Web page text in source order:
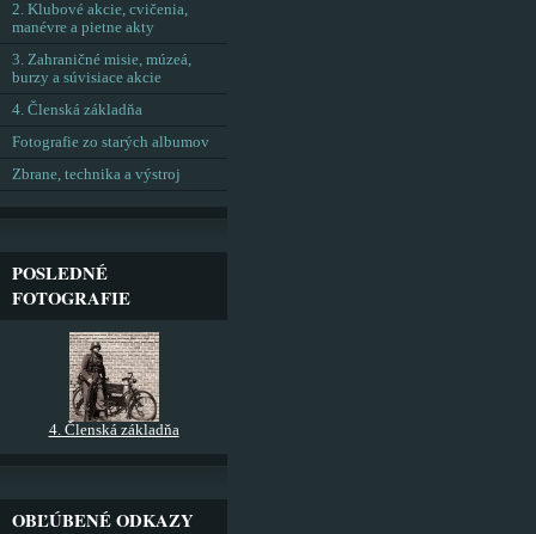
2. Klubové akcie, cvičenia,
manévre a pietne akty
3. Zahraničné misie, múzeá,
burzy a súvisiace akcie
4. Členská základňa
Fotografie zo starých albumov
Zbrane, technika a výstroj
POSLEDNÉ
FOTOGRAFIE
4. Členská základňa
OBĽÚBENÉ ODKAZY